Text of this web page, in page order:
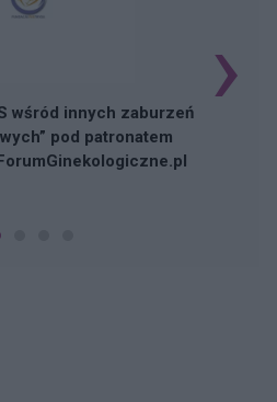
wśród innych zaburzeń
pod patronatem
›